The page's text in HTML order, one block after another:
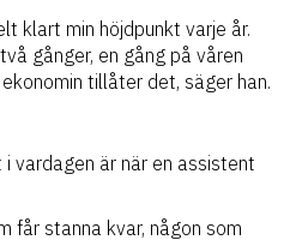
klart min höjdpunkt varje år.
gånger, en gång på våren
tillåter det, säger han.
vardagen är när en assistent
får stanna kvar, någon som